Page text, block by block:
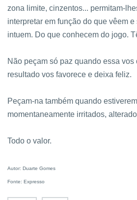
zona limite, cinzentos... permitam-
interpretar em função do que vêem
intuem. Do que conhecem do jogo.
Não peçam só paz quando essa vos
resultado vos favorece e deixa feliz.
Peçam-na também quando
momentaneamente irritados,
Todo o valor.
Autor: Duarte Gomes
Fonte: Expresso